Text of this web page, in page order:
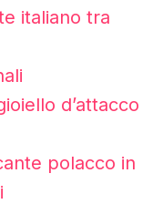
italiano tra
d’attacco
polacco in